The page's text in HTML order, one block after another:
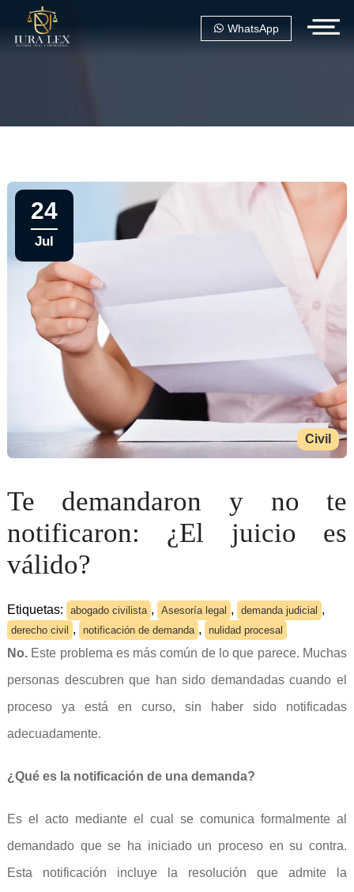
WhatsApp
Civil
24
Jul
Te demandaron y no te
notificaron: ¿El juicio es
válido?
Etiquetas: abogado civilista , Asesoría legal , demanda judicial ,
derecho civil , notificación de demanda , nulidad procesal
No.Este problema es más común de lo que parece. Muchas
personas descubren que han sido demandadas cuando el
proceso ya está en curso, sin haber sido notificadas
adecuadamente.
¿Qué es la notificación de una demanda?
Es el acto mediante el cual se comunica formalmente al
demandado que se ha iniciado un proceso en su contra.
Esta notificación incluye la resolución que admite la